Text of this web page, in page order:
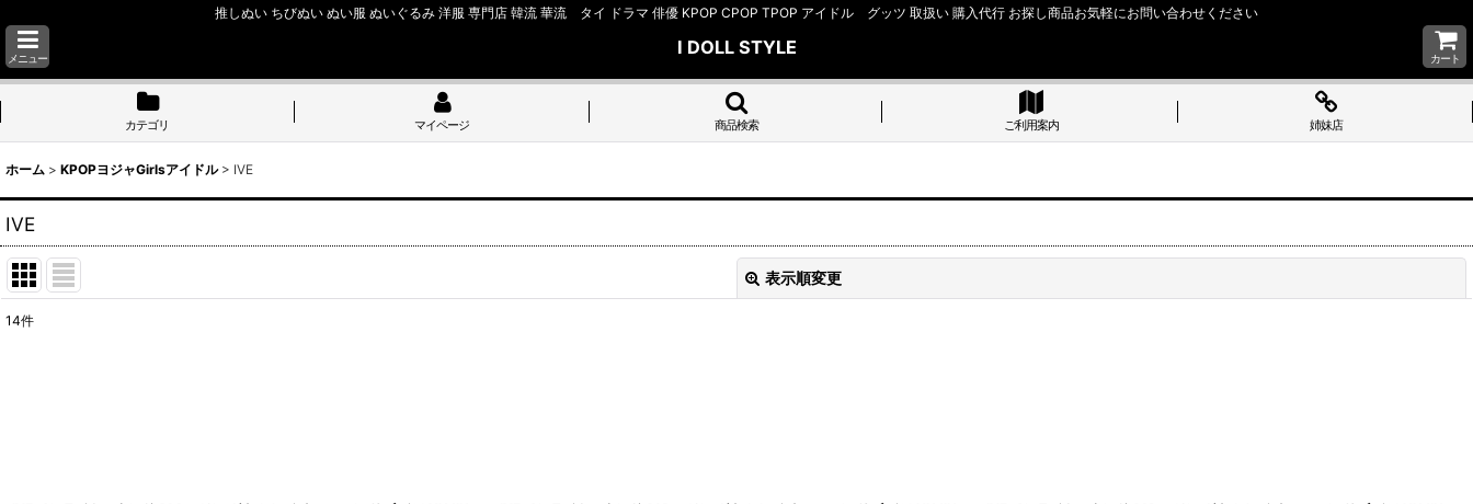
推しぬい ちびぬい ぬい服 ぬいぐるみ 洋服 専門店 韓流 華流 タイ ドラマ 俳優 KPOP CPOP TPOP アイドル グッツ 取扱い 購入代行 お探し商品お気軽にお問い合わせください
メニュー
I DOLL STYLE
カート
カテゴリ マイページ 商品検索 ご利用案内 姉妹店
ホーム > KPOPヨジャGirlsアイドル > IVE
IVE
表示順変更
14件